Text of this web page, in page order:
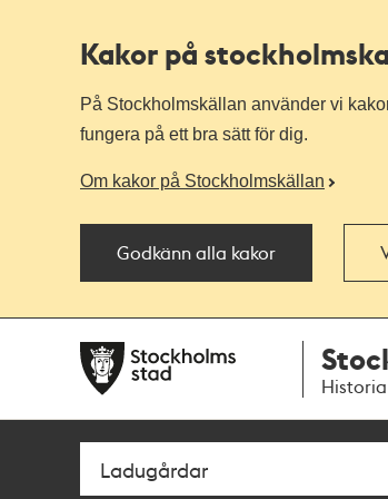
Kakor på
På Stockholmskällan använder vi
fungera på ett bra sätt för dig.
Om kakor på Stockholmskällan
Godkänn alla kakor
navigationen
huvudinnehållet
SökFritextsök